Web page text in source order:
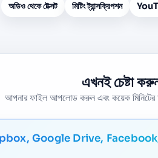
অডিও থেকে টেক্সট মিটিং ট্রান্সক্রিপশন
এখনই চেষ্টা
আপনার ফাইল আপলোড করুন এবং কয়েক মিনিটের
Google Drive,